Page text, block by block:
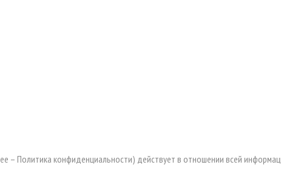
– Политика конфиденциальности) действует в отношении всей